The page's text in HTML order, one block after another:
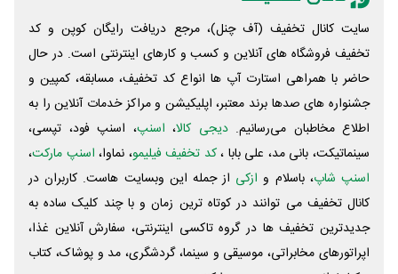
سایت کانال تخفیف (آف چنل)، مرجع دریافت رایگان کوپن و کد
تخفیف فروشگاه های آنلاین و کسب و‌ کارهای اینترنتی است. در حال
حاضر با همراهی استارت آپ ها انواع کد تخفیف، مسابقه، کمپین و
جشنواره های صدها برند معتبر، اپلیکیشن و مراکز خدمات آنلاین را به
اطلاع مخاطبان می‌رسانیم. دیجی کالا، اسنپ، اسنپ فود، تپسی،
سینماتیکت، بانی مد، علی‌ بابا ،کد تخفیف فیلیمو، نماوا، اسنپ مارکت،
اسنپ شاپ، باسلام و ازکی از جمله این وبسایت ‌هاست. کاربران در
کانال تخفیف می توانند در کوتاه ترین زمان و با چند کلیک ساده به
جدیدترین تخفیف ها در گروه تاکسی اینترنتی، سفارش آنلاین غذا،
اپراتورهای مخابراتی، موسیقی و سینما، گردشگری، مد و پوشاک، کتاب